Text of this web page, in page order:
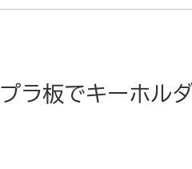
プラ板でキーホル